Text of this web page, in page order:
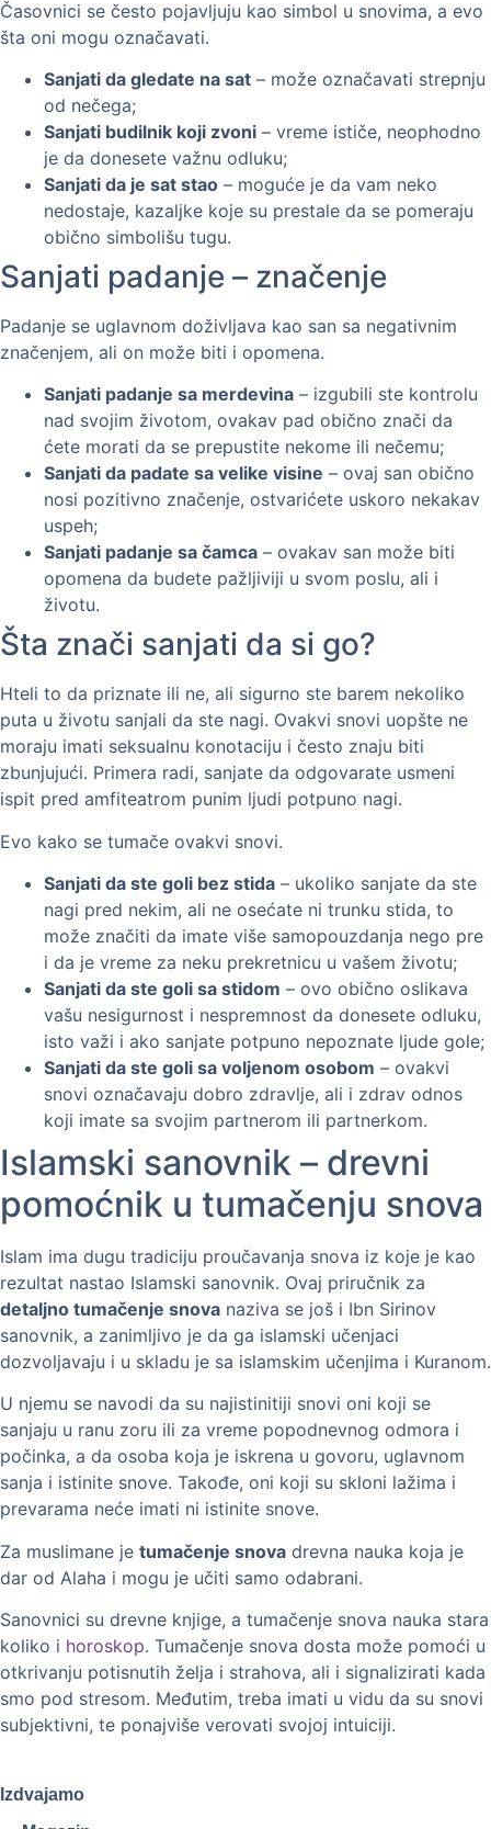
Časovnici se često pojavljuju kao simbol u snovima, a evo
šta oni mogu označavati.
Sanjati da gledate na sat – može označavati strepnju
od nečega;
Sanjati budilnik koji zvoni – vreme ističe, neophodno
je da donesete važnu odluku;
Sanjati da je sat stao – moguće je da vam neko
nedostaje, kazaljke koje su prestale da se pomeraju
obično simbolišu tugu.
Sanjati padanje – značenje
Padanje se uglavnom doživljava kao san sa negativnim
značenjem, ali on može biti i opomena.
Sanjati padanje sa merdevina – izgubili ste kontrolu
nad svojim životom, ovakav pad obično znači da
ćete morati da se prepustite nekome ili nečemu;
Sanjati da padate sa velike visine – ovaj san obično
nosi pozitivno značenje, ostvarićete uskoro nekakav
uspeh;
Sanjati padanje sa čamca – ovakav san može biti
opomena da budete pažljiviji u svom poslu, ali i
životu.
Šta znači sanjati da si go?
Hteli to da priznate ili ne, ali sigurno ste barem nekoliko
puta u životu sanjali da ste nagi. Ovakvi snovi uopšte ne
moraju imati seksualnu konotaciju i često znaju biti
zbunjujući. Primera radi, sanjate da odgovarate usmeni
ispit pred amfiteatrom punim ljudi potpuno nagi.
Evo kako se tumače ovakvi snovi.
Sanjati da ste goli bez stida – ukoliko sanjate da ste
nagi pred nekim, ali ne osećate ni trunku stida, to
može značiti da imate više samopouzdanja nego pre
i da je vreme za neku prekretnicu u vašem životu;
Sanjati da ste goli sa stidom – ovo obično oslikava
vašu nesigurnost i nespremnost da donesete odluku,
isto važi i ako sanjate potpuno nepoznate ljude gole;
Sanjati da ste goli sa voljenom osobom – ovakvi
snovi označavaju dobro zdravlje, ali i zdrav odnos
koji imate sa svojim partnerom ili partnerkom.
Islamski sanovnik – drevni
pomoćnik u tumačenju snova
Islam ima dugu tradiciju proučavanja snova iz koje je kao
rezultat nastao Islamski sanovnik. Ovaj priručnik za
detaljno tumačenje snova naziva se još i Ibn Sirinov
sanovnik, a zanimljivo je da ga islamski učenjaci
dozvoljavaju i u skladu je sa islamskim učenjima i Kuranom.
U njemu se navodi da su najistinitiji snovi oni koji se
sanjaju u ranu zoru ili za vreme popodnevnog odmora i
počinka, a da osoba koja je iskrena u govoru, uglavnom
sanja i istinite snove. Takođe, oni koji su skloni lažima i
prevarama neće imati ni istinite snove.
Za muslimane je tumačenje snova drevna nauka koja je
dar od Alaha i mogu je učiti samo odabrani.
Sanovnici su drevne knjige, a tumačenje snova nauka stara
koliko i horoskop. Tumačenje snova dosta može pomoći u
otkrivanju potisnutih želja i strahova, ali i signalizirati kada
smo pod stresom. Međutim, treba imati u vidu da su snovi
subjektivni, te ponajviše verovati svojoj intuiciji.
Izdvajamo